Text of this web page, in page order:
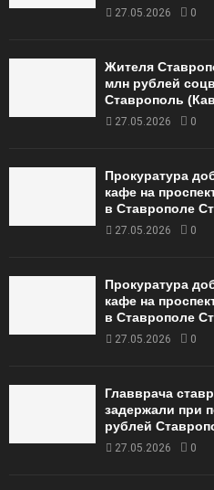
27.05.2026 0
Жителя
млн рублей
Ставрополь
27.05.2026 0
Прокуратура
кафе на
в Ставрополе
27.05.2026 0
Прокуратура
кафе на
в Ставрополе
27.05.2026 0
Главврача
задержали при
рублей
27.05.2026 0